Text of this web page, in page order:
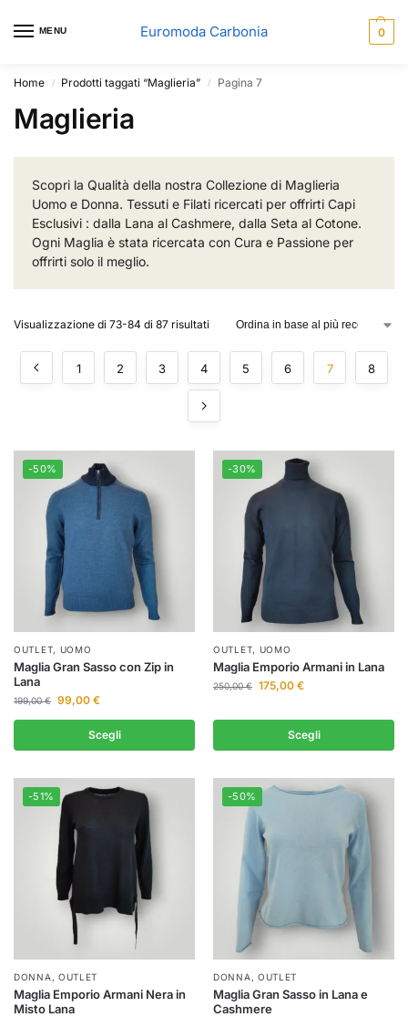
MENU Euromoda Carbonia 0
Home / Prodotti taggati “Maglieria” / Pagina 7
Maglieria
Scopri la Qualità della nostra Collezione di Maglieria
Uomo e Donna. Tessuti e Filati ricercati per offrirti Capi
Esclusivi : dalla Lana al Cashmere, dalla Seta al Cotone.
Ogni Maglia è stata ricercata con Cura e Passione per
offrirti solo il meglio.
Visualizzazione di 73-84 di 87 risultati
1 2 3 4 5 6 7 8
-50%
OUTLET, UOMO
Maglia Gran Sasso con Zip in
Lana
199,00€ 99,00 €
Scegli
-30%
OUTLET, UOMO
Maglia Emporio Armani in Lana
250,00€ 175,00 €
Scegli
-51%
DONNA , OUTLET
Maglia Emporio Armani Nera in
Misto Lana
-50%
DONNA , OUTLET
Maglia Gran Sasso in Lana e
Cashmere